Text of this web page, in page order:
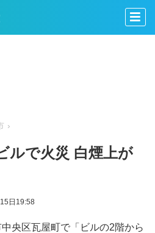
ルで火災 白煙上が
日19:58
央区瓦屋町で「ビルの2階から